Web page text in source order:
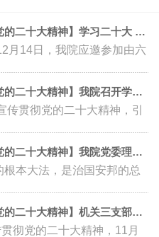
【学习宣传贯彻党的二十大精神】学习二十大 奋进新征程 ——我院职工参加“学习贯彻党的二十...
14日，我院应邀参加由六
【学习宣传贯彻党的二十大精神】我院召开学习宣传贯彻党的二十大精神宣讲报告会
贯彻党的二十大精神，引
【学习宣传贯彻党的二十大精神】我院党委理论学习中心组召开宪法专题学习会
本大法，是治国安邦的总
治久...
【学习宣传贯彻党的二十大精神】机关三支部党委联系人赵本泉院长宣讲党的二十大精神
彻党的二十大精神，11月